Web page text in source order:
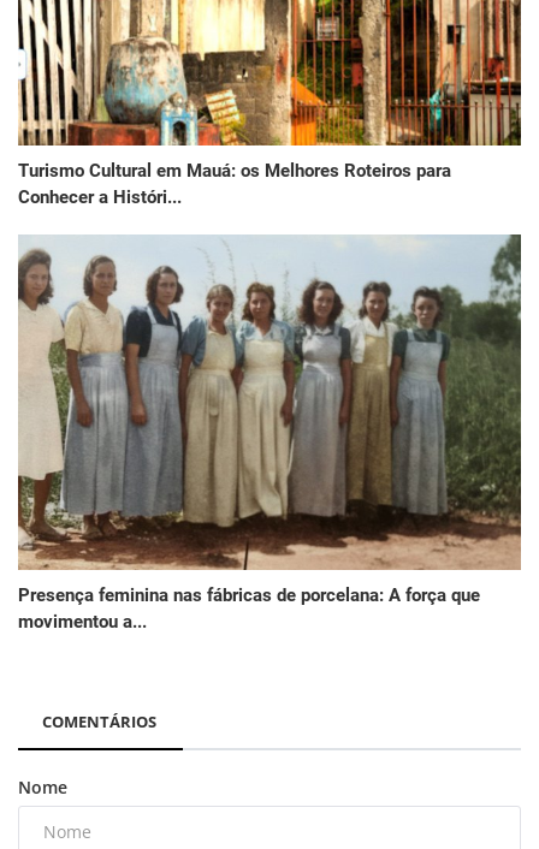
Turismo Cultural em Mauá: os Melhores Roteiros para
Conhecer a Históri...
Presença feminina nas fábricas de porcelana: A força que
movimentou a...
COMENTÁRIOS
Nome